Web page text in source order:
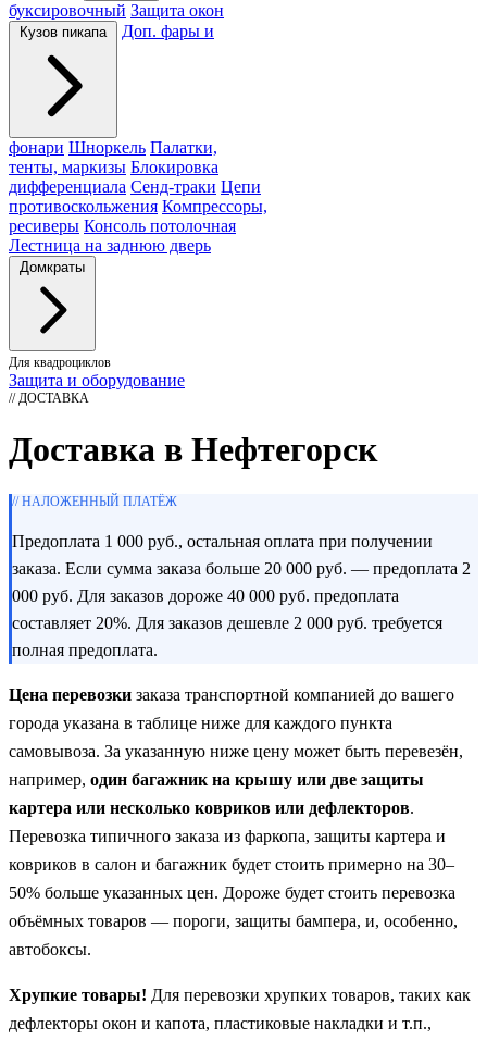
буксировочный Защита окон
Кузов пикапа Доп. фары и
фонари Шноркель Палатки,
тенты, маркизы Блокировка
дифференциала Сенд-траки Цепи
противоскольжения Компрессоры,
ресиверы Консоль потолочная
Лестница на заднюю дверь
Домкраты
Для квадроциклов
Защита и оборудование
// ДОСТАВКА
Доставка в Нефтегорск
// НАЛОЖЕННЫЙ ПЛАТЁЖ
Предоплата 1 000 руб., остальная оплата при получении
заказа. Если сумма заказа больше 20 000 руб. — предоплата 2
000 руб. Для заказов дороже 40 000 руб. предоплата
составляет 20%. Для заказов дешевле 2 000 руб. требуется
полная предоплата.
Цена перевозки заказа транспортной компанией до вашего
города указана в таблице ниже для каждого пункта
самовывоза. За указанную ниже цену может быть перевезён,
например, один багажник на крышу или две защиты
картера или несколько ковриков или дефлекторов.
Перевозка типичного заказа из фаркопа, защиты картера и
ковриков в салон и багажник будет стоить примерно на 30–
50% больше указанных цен. Дороже будет стоить перевозка
объёмных товаров — пороги, защиты бампера, и, особенно,
автобоксы.
Хрупкие товары! Для перевозки хрупких товаров, таких как
дефлекторы окон и капота, пластиковые накладки и т.п.,